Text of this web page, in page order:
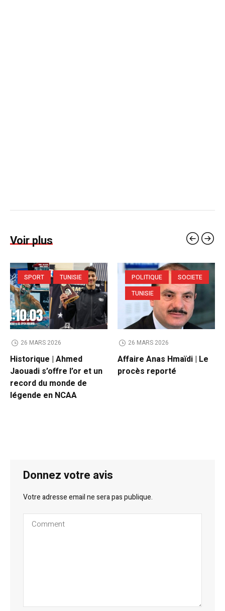
Voir plus
SPORT TUNISIE
26 MARS 2026
Historique | Ahmed
Jaouadi s’offre l’or et un
record du monde de
légende en NCAA
POLITIQUE
SOCIETE
TUNISIE
26 MARS 2026
Affaire Anas Hmaïdi | Le
procès reporté
Donnez votre avis
Votre adresse email ne sera pas publique.